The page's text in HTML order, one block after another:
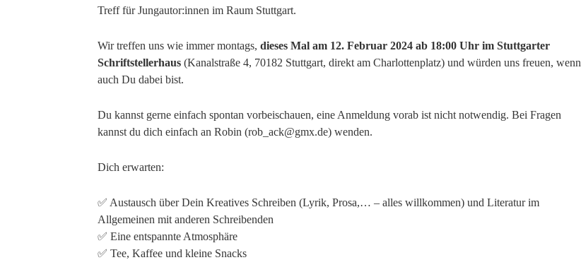
Treff für Jungautor:innen im Raum Stuttgart.
Wir treffen uns wie immer montags, dieses Mal am 12. Februar 2024 ab 18:00 Uhr im Stuttgarter
Schriftstellerhaus (Kanalstraße 4, 70182 Stuttgart, direkt am Charlottenplatz) und würden uns freuen, wenn
auch Du dabei bist.
Du kannst gerne einfach spontan vorbeischauen, eine Anmeldung vorab ist nicht notwendig. Bei Fragen
kannst du dich einfach an Robin (rob_ack@gmx.de) wenden.
Dich erwarten:
✅ Austausch über Dein Kreatives Schreiben (Lyrik, Prosa,… – alles willkommen) und Literatur im
Allgemeinen mit anderen Schreibenden
✅ Eine entspannte Atmosphäre
✅ Tee, Kaffee und kleine Snacks